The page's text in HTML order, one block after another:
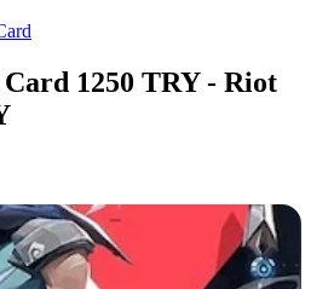
1250 TRY - Riot